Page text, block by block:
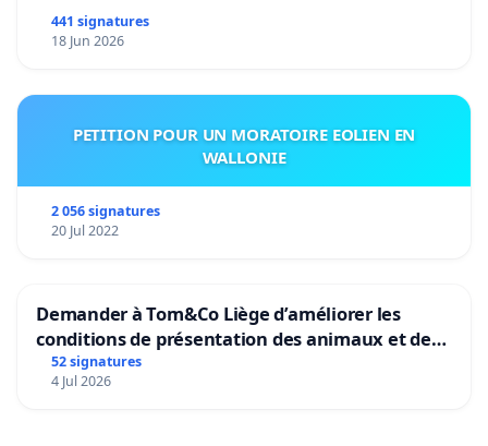
441 signatures
18 Jun 2026
PETITION POUR UN MORATOIRE EOLIEN EN
WALLONIE
2 056 signatures
20 Jul 2022
Demander à Tom&Co Liège d’améliorer les
conditions de présentation des animaux et de
mettre fin à la vente d’animaux en magasin
52 signatures
4 Jul 2026